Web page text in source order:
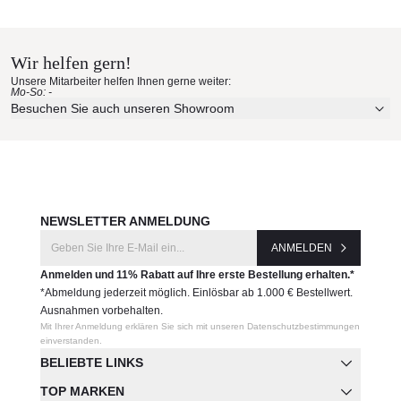
Hersteller:
Kenneth Cobonpue
bestellen
Erleben Sie unsere Stoffe und Materialien ganz in Ruhe in
Ihren eigenen vier Wänden.
Wir helfen gern!
Unsere Mitarbeiter helfen Ihnen gerne weiter:
Mo-So: -
Besuchen Sie auch unseren Showroom
BELIEBTE LINKS
TOP MARKEN
NEWSLETTER ANMELDUNG
ANMELDEN
Anmelden und 11% Rabatt auf Ihre erste Bestellung erhalten.*
*Abmeldung jederzeit möglich. Einlösbar ab 1.000 € Bestellwert.
Ausnahmen vorbehalten.
Mit Ihrer Anmeldung erklären Sie sich mit unseren Datenschutzbestimmungen
einverstanden.